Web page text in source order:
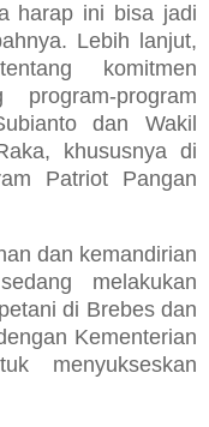
harap ini bisa jadi
Lebih lanjut,
komitmen
program
dan Wakil
khususnya di
Patriot Pangan
dan kemandirian
melakukan
di Brebes dan
Kementerian
menyukseskan